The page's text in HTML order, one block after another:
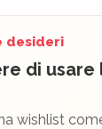
desideri
di usare
wishlist